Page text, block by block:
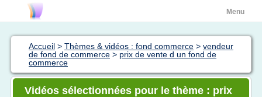
Menu
Accueil > Thèmes & vidéos : fond commerce > vendeur
de fond de commerce > prix de vente d un fond de
commerce
Vidéos sélectionnées pour le thème : prix